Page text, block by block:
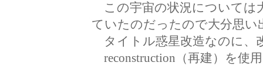
この宇宙の状況については
ていたのだったので大分思
タイトル惑星改造なのに、
reconstruction（再建）を使